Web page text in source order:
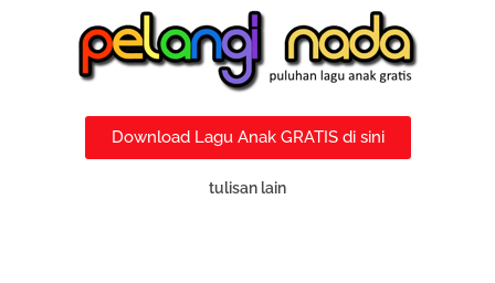
Download Lagu Anak GRATIS di sini
tulisan lain